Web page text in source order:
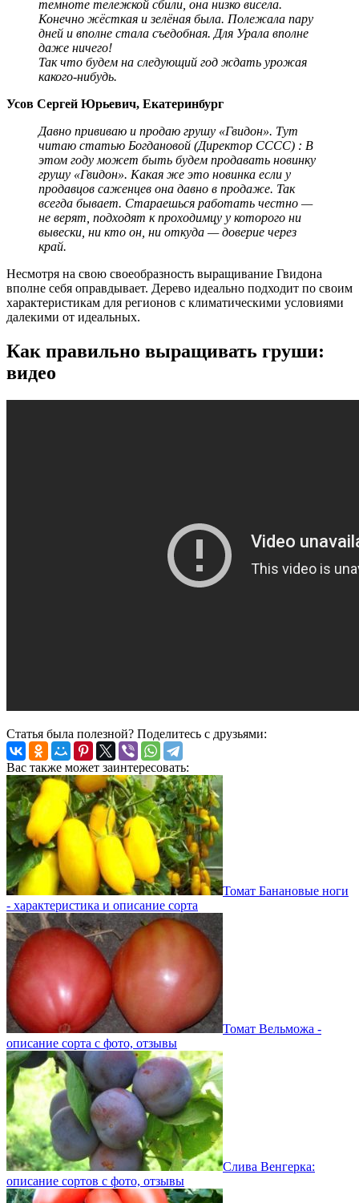
темноте тележкой сбили, она низко висела.
Конечно жёсткая и зелёная была. Полежала пару
дней и вполне стала съедобная. Для Урала вполне
даже ничего!
Так что будем на следующий год ждать урожая
какого-нибудь.
Усов Сергей Юрьевич, Екатеринбург
Давно прививаю и продаю грушу «Гвидон». Тут
читаю статью Богдановой (Директор СССС) : В
этом году может быть будем продавать новинку
грушу «Гвидон». Какая же это новинка если у
продавцов саженцев она давно в продаже. Так
всегда бывает. Стараешься работать честно —
не верят, подходят к проходимцу у которого ни
вывески, ни кто он, ни откуда — доверие через
край.
Несмотря на свою своеобразность выращивание Гвидона
вполне себя оправдывает. Дерево идеально подходит по своим
характеристикам для регионов с климатическими условиями
далекими от идеальных.
Как правильно выращивать груши:
видео
Статья была полезной? Поделитесь с друзьями:
Вас также может заинтересовать:
Томат Банановые ноги
- характеристика и описание сорта
Томат Вельможа -
описание сорта с фото, отзывы
Слива Венгерка:
описание сортов с фото, отзывы